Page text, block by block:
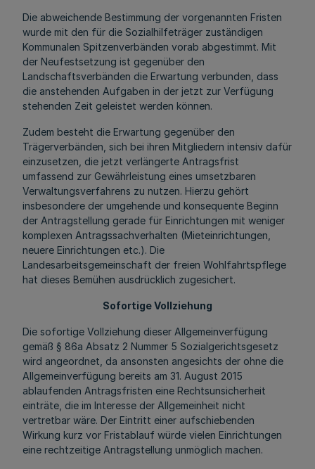
Die abweichende Bestimmung der vorgenannten Fristen
wurde mit den für die Sozialhilfeträger zuständigen
Kommunalen Spitzenverbänden vorab abgestimmt. Mit
der Neufestsetzung ist gegenüber den
Landschaftsverbänden die Erwartung verbunden, dass
die anstehenden Aufgaben in der jetzt zur Verfügung
stehenden Zeit geleistet werden können.
Zudem besteht die Erwartung gegenüber den
Trägerverbänden, sich bei ihren Mitgliedern intensiv dafür
einzusetzen, die jetzt verlängerte Antragsfrist
umfassend zur Gewährleistung eines umsetzbaren
Verwaltungsverfahrens zu nutzen. Hierzu gehört
insbesondere der umgehende und konsequente Beginn
der Antragstellung gerade für Einrichtungen mit weniger
komplexen Antragssachverhalten (Mieteinrichtungen,
neuere Einrichtungen etc.). Die
Landesarbeitsgemeinschaft der freien Wohlfahrtspflege
hat dieses Bemühen ausdrücklich zugesichert.
Sofortige Vollziehung
Die sofortige Vollziehung dieser Allgemeinverfügung
gemäß § 86a Absatz 2 Nummer 5 Sozialgerichtsgesetz
wird angeordnet, da ansonsten angesichts der ohne die
Allgemeinverfügung bereits am 31. August 2015
ablaufenden Antragsfristen eine Rechtsunsicherheit
einträte, die im Interesse der Allgemeinheit nicht
vertretbar wäre. Der Eintritt einer aufschiebenden
Wirkung kurz vor Fristablauf würde vielen Einrichtungen
eine rechtzeitige Antragstellung unmöglich machen.